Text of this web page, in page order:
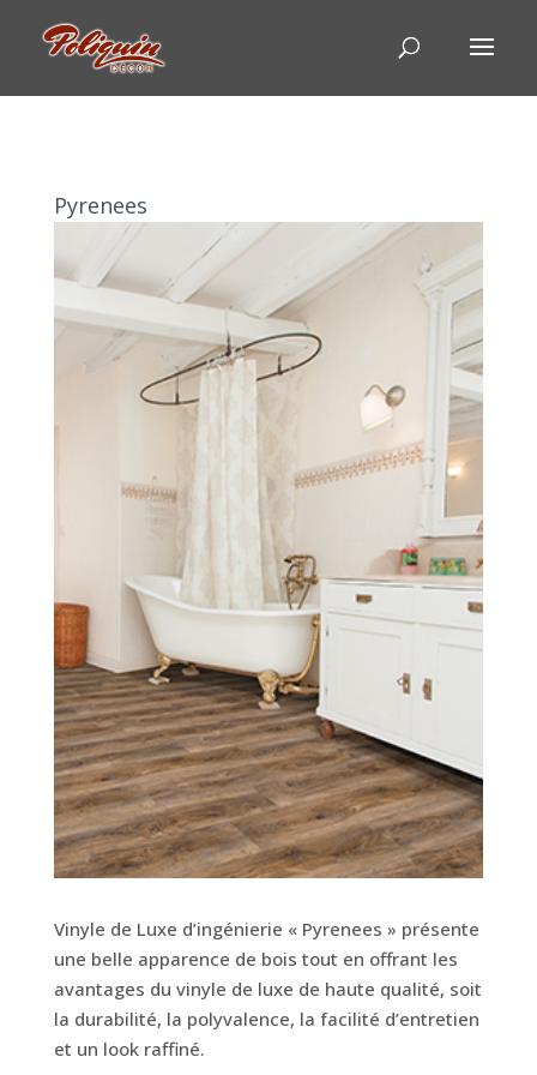
Pyrenees
Vinyle de Luxe d’ingénierie « Pyrenees » présente
une belle apparence de bois tout en offrant les
avantages du vinyle de luxe de haute qualité, soit
la durabilité, la polyvalence, la facilité d’entretien
et un look raffiné.